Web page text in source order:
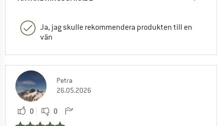
Ja, jag skulle rekommendera produkten till en
vän
Petra
26.05.2026
0 0